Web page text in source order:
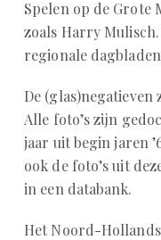
Spelen op de Grote
zoals Harry
regionale
De
Alle foto’s zijn
jaar uit begin jaren
ook de foto’s uit
in een databank.
Het Noord-